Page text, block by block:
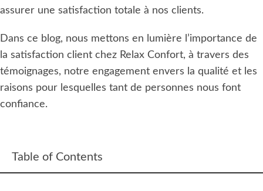
assurer une satisfaction totale à nos clients.
Dans ce blog, nous mettons en lumière l’importance de
la satisfaction client chez Relax Confort, à travers des
témoignages, notre engagement envers la qualité et les
raisons pour lesquelles tant de personnes nous font
confiance.
Table of Contents